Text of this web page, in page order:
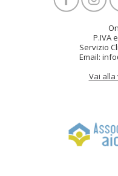
P.IVA
Servizio
Email:
Vai